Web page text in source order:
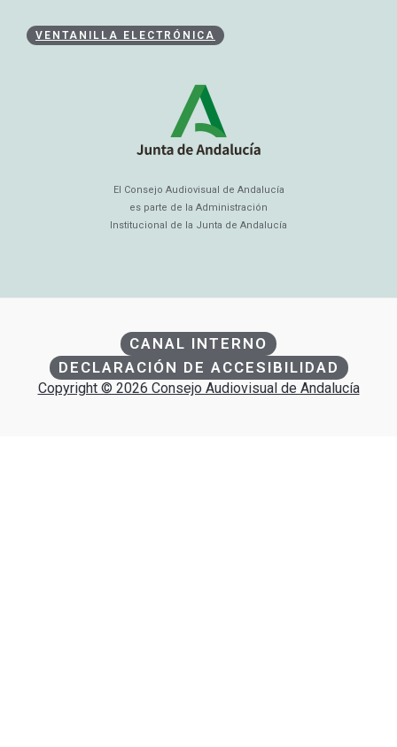
VENTANILLA ELECTRÓNICA
El Consejo Audiovisual de Andalucía
es parte de la Administración
Institucional de la Junta de Andalucía
CANAL INTERNO
DECLARACIÓN DE ACCESIBILIDAD
Copyright © 2026 Consejo Audiovisual de Andalucía